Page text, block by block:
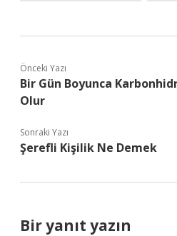
Önceki Yazı
Bir Gün Boyunca
Olur
Sonraki Yazı
Şerefli Kişilik Ne Demek
Bir yanıt yazın